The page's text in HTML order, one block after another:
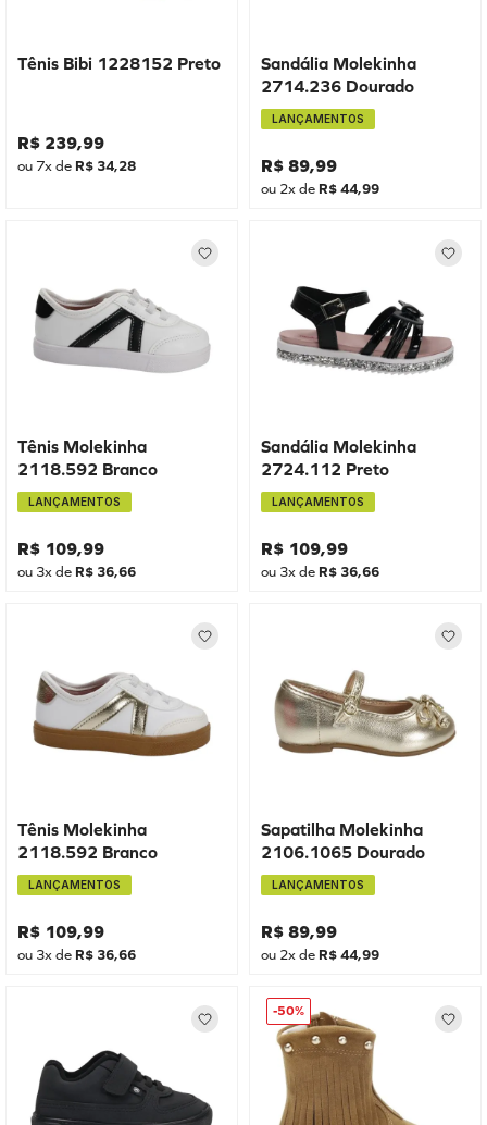
Tênis Bibi 1228152 Preto
R$ 239,99
ou 7x de R$ 34,28
Sandália Molekinha
2714.236 Dourado
LANÇAMENTOS
R$ 89,99
ou 2x de R$44,99
Tênis Molekinha
2118.592 Branco
LANÇAMENTOS
R$ 109,99
ou 3x de R$ 36,66
Sandália Molekinha
2724.112 Preto
LANÇAMENTOS
R$ 109,99
ou 3x de R$ 36,66
Tênis Molekinha
2118.592 Branco
LANÇAMENTOS
R$ 109,99
ou 3x de R$ 36,66
Sapatilha Molekinha
2106.1065 Dourado
LANÇAMENTOS
R$ 89,99
ou 2x de R$44,99
-50%